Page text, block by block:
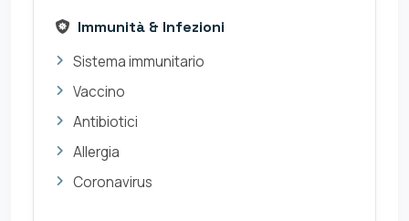
Immunità & Infezioni
Sistema immunitario
Vaccino
Antibiotici
Allergia
Coronavirus